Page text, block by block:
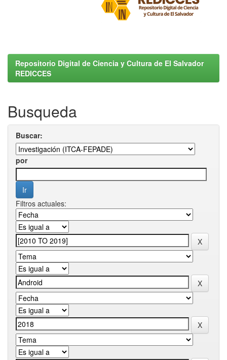
Repositorio Digital de Ciencia y Cultura de El Salvador
REDICCES
Busqueda
Buscar:
por
Filtros actuales: